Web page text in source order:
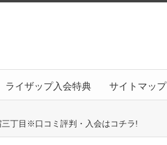
ライザップ入会特典 サイトマップ
丁目※口コミ評判・入会はコチラ!